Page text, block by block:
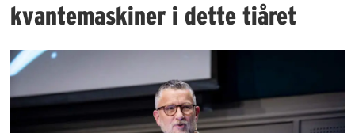
kvantemaskiner i dette tiåret